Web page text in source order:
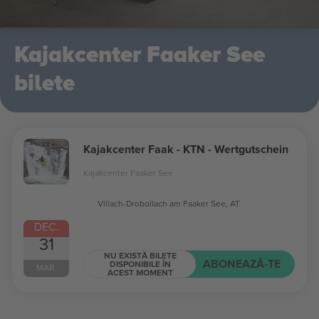
Kajakcenter Faaker See
bilete
DEC.
31
MAR.
Kajakcenter Faak - KTN - Wertgutschein
Kajakcenter Faaker See
Villach-Drobollach am Faaker See, AT
NU EXISTĂ BILETE
DISPONIBILE ÎN
ACEST MOMENT
ABONEAZĂ-TE